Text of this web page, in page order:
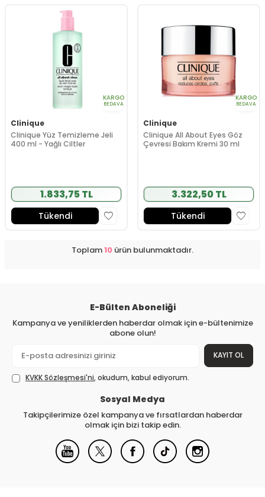
KARGO
BEDAVA
Clinique
Clinique Yüz Temizleme Jeli
400 ml - Yağlı Ciltler
1.833,75 TL
Tükendi
KARGO
BEDAVA
Clinique
Clinique All About Eyes Göz
Çevresi Bakım Kremi 30 ml
3.322,50 TL
Tükendi
Toplam10 ürün bulunmaktadır.
E-Bülten Aboneliği
Kampanya ve yeniliklerden haberdar olmak için e-bültenimize
abone olun!
KAYIT OL
KVKK Sözleşmesi'ni, okudum, kabul ediyorum.
Sosyal Medya
Takipçilerimize özel kampanya ve fırsatlardan haberdar
olmak için bizi takip edin.